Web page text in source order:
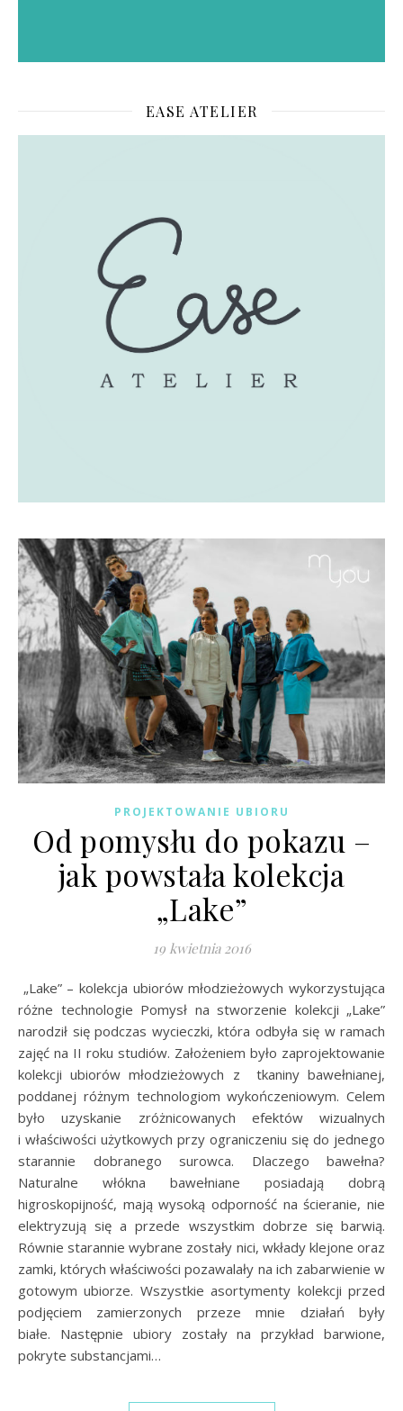
EASE ATELIER
PROJEKTOWANIE UBIORU
Od pomysłu do pokazu –
jak powstała kolekcja
„Lake”
19 kwietnia 2016
„Lake” – kolekcja ubiorów młodzieżowych wykorzystująca
różne technologie Pomysł na stworzenie kolekcji „Lake”
narodził się podczas wycieczki, która odbyła się w ramach
zajęć na II roku studiów. Założeniem było zaprojektowanie
kolekcji ubiorów młodzieżowych z tkaniny bawełnianej,
poddanej różnym technologiom wykończeniowym. Celem
było uzyskanie zróżnicowanych efektów wizualnych
i właściwości użytkowych przy ograniczeniu się do jednego
starannie dobranego surowca. Dlaczego bawełna?
Naturalne włókna bawełniane posiadają dobrą
higroskopijność, mają wysoką odporność na ścieranie, nie
elektryzują się a przede wszystkim dobrze się barwią.
Równie starannie wybrane zostały nici, wkłady klejone oraz
zamki, których właściwości pozawalały na ich zabarwienie w
gotowym ubiorze. Wszystkie asortymenty kolekcji przed
podjęciem zamierzonych przeze mnie działań były
białe. Następnie ubiory zostały na przykład barwione,
pokryte substancjami…